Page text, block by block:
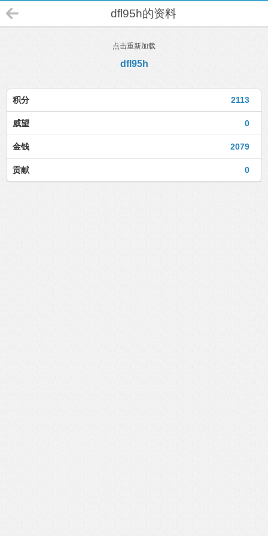
dfl95h的资料
点击重新加载
dfl95h
2113
积分
0
威望
2079
金钱
0
贡献